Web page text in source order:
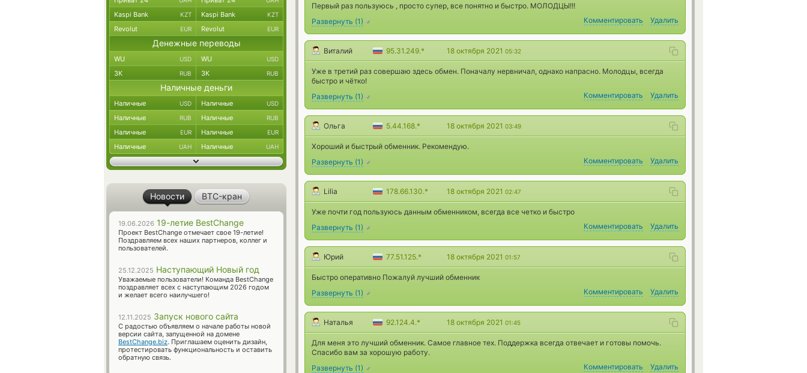
Первый раз пользуюсь , просто супер, все понятно и быстро. МОЛОДЦЫ!!!
Развернуть (1) Комментировать Удалить
Виталий 95.31.249.* 18 октября 2021 05:32
Уже в третий раз совершаю здесь обмен. Поначалу нервничал, однако напрасно. Молодцы, всегда
быстро и чётко!
Развернуть (1) Комментировать Удалить
Ольга 5.44.168.* 18 октября 2021 03:49
Хороший и быстрый обменник. Рекомендую.
Развернуть (1) Комментировать Удалить
Lilia 178.66.130.* 18 октября 2021 02:47
Уже почти год пользуюсь данным обменником, всегда все четко и быстро
Развернуть (1) Комментировать Удалить
Юрий 77.51.125.* 18 октября 2021 01:57
Быстро оперативно Пожалуй лучший обменник
Развернуть (1) Комментировать Удалить
Наталья 92.124.4.* 18 октября 2021 01:45
Для меня это лучший обменник. Самое главное тех. Поддержка всегда отвечает и готовы помочь.
Спасибо вам за хорошую работу.
Развернуть (1) Комментировать Удалить
Kaspi Bank KZT Kaspi Bank KZT
Revolut EUR Revolut EUR
Денежные переводы
WU USD WU USD
ЗК RUB ЗК RUB
Наличные деньги
Наличные USD Наличные USD
Наличные RUB Наличные RUB
Наличные EUR Наличные EUR
Наличные UAH Наличные UAH
Новости BTC-кран
19.06.2026 19-летие BestChange
Проект BestChange отмечает свое 19-летие!
Поздравляем всех наших партнеров, коллег и
пользователей.
25.12.2025 Наступающий Новый год
Уважаемые пользователи! Команда BestChange
поздравляет всех с наступающим 2026 годом
и желает всего наилучшего!
12.11.2025 Запуск нового сайта
С радостью объявляем о начале работы новой
версии сайта, запущенной на домене
BestChange.biz. Приглашаем оценить дизайн,
протестировать функциональность и оставить
обратную связь.